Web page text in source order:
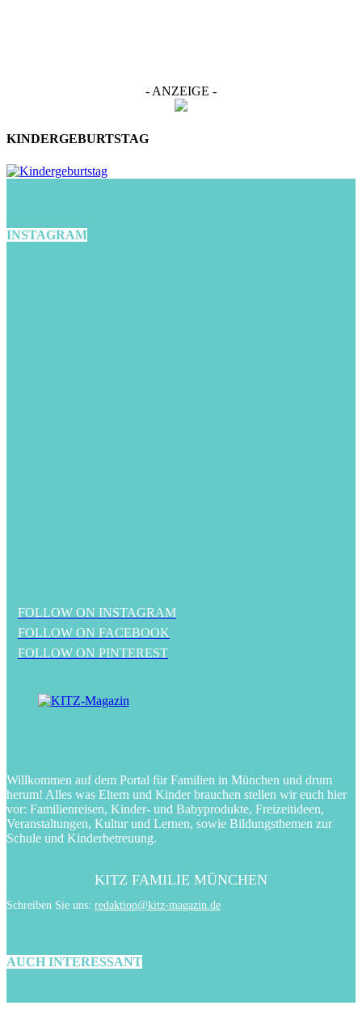
- ANZEIGE -
KINDERGEBURTSTAG
INSTAGRAM
FOLLOW ON INSTAGRAM
FOLLOW ON FACEBOOK
FOLLOW ON PINTEREST
Willkommen auf dem Portal für Familien in München und drum
herum! Alles was Eltern und Kinder brauchen stellen wir euch hier
vor: Familienreisen, Kinder- und Babyprodukte, Freizeitideen,
Veranstaltungen, Kultur und Lernen, sowie Bildungsthemen zur
Schule und Kinderbetreuung.
KITZ FAMILIE MÜNCHEN
Schreiben Sie uns: redaktion@kitz-magazin.de
AUCH INTERESSANT